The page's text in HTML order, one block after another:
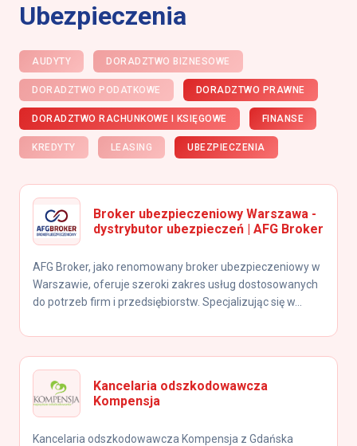
Ubezpieczenia
AUDYTY DORADZTWO BIZNESOWE
DORADZTWO PODATKOWE DORADZTWO PRAWNE
DORADZTWO RACHUNKOWE I KSIĘGOWE FINANSE
KREDYTY LEASING UBEZPIECZENIA
Broker ubezpieczeniowy Warszawa -
dystrybutor ubezpieczeń | AFG Broker
AFG Broker, jako renomowany broker ubezpieczeniowy w
Warszawie, oferuje szeroki zakres usług dostosowanych
do potrzeb firm i przedsiębiorstw. Specjalizując się w...
Kancelaria odszkodowawcza
Kompensja
Kancelaria odszkodowawcza Kompensja z Gdańska